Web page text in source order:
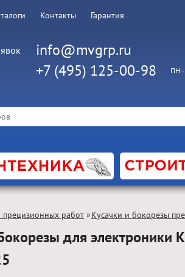
Контакты Гарантия
info@mvgrp.ru
+7 (495) 125-00-98 ПН -
прецизионных работ »Кусачки и бокорезы
для электроники